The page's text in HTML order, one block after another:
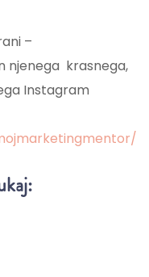
–
njenega krasnega,
Instagram